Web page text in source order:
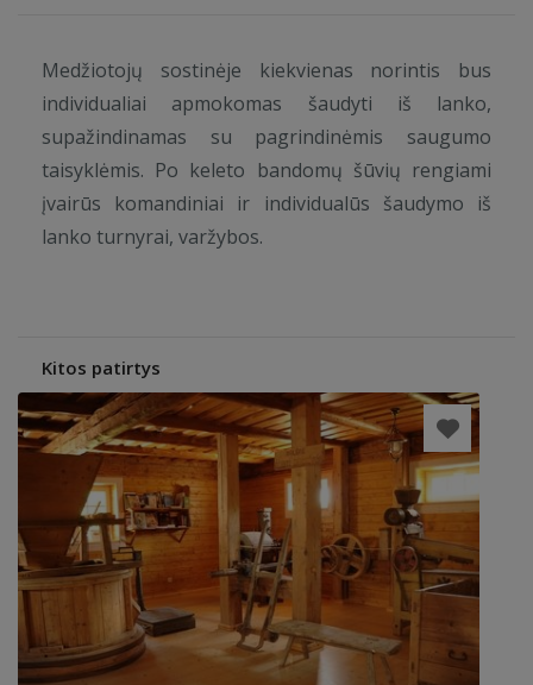
Medžiotojų sostinėje kiekvienas norintis bus
individualiai apmokomas šaudyti iš lanko,
supažindinamas su pagrindinėmis saugumo
taisyklėmis. Po keleto bandomų šūvių rengiami
įvairūs komandiniai ir individualūs šaudymo iš
lanko turnyrai, varžybos.
Kitos patirtys